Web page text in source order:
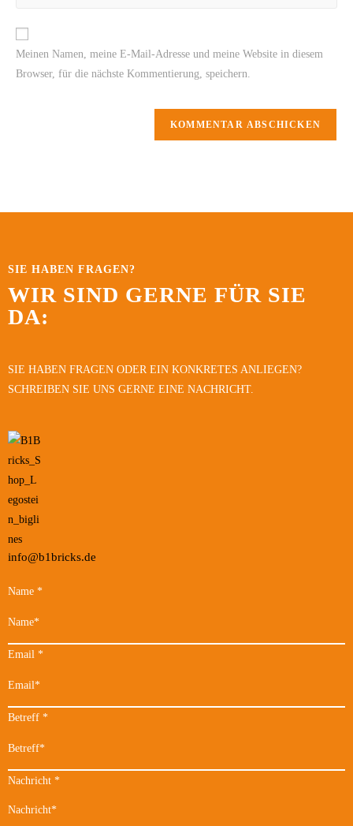
Meinen Namen, meine E-Mail-Adresse und meine Website in diesem
Browser, für die nächste Kommentierung, speichern.
SIE HABEN FRAGEN?
WIR SIND GERNE FÜR SIE
DA:
SIE HABEN FRAGEN ODER EIN KONKRETES ANLIEGEN?
SCHREIBEN SIE UNS GERNE EINE NACHRICHT.
info@b1bricks.de
Name *
Email *
Betreff *
Nachricht *